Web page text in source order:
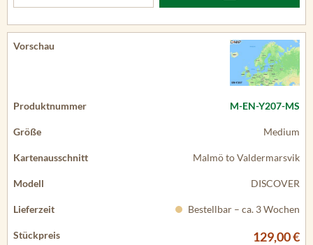
M-EN-Y207-MS
Medium
Malmö to Valdermarsvik
DISCOVER
Bestellbar – ca. 3 Wochen
129,00 €